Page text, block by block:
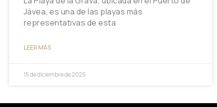
Jávea, es una de las playas más
representativas de esta
LEER MÁS
15 de diciembre de 2025